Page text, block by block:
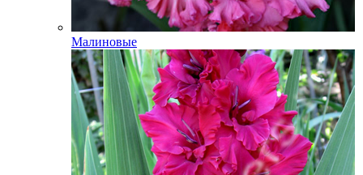
Малиновые